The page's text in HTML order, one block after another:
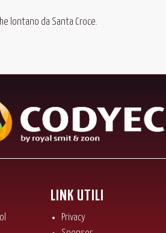
lontano da Santa Croce.
LINK UTILI
Privacy